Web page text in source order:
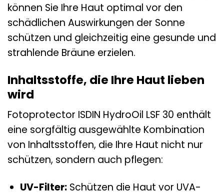
können Sie Ihre Haut optimal vor den
schädlichen Auswirkungen der Sonne
schützen und gleichzeitig eine gesunde und
strahlende Bräune erzielen.
Inhaltsstoffe, die Ihre Haut lieben
wird
Fotoprotector ISDIN HydroOil LSF 30 enthält
eine sorgfältig ausgewählte Kombination
von Inhaltsstoffen, die Ihre Haut nicht nur
schützen, sondern auch pflegen:
UV-Filter:Schützen die Haut vor UVA-